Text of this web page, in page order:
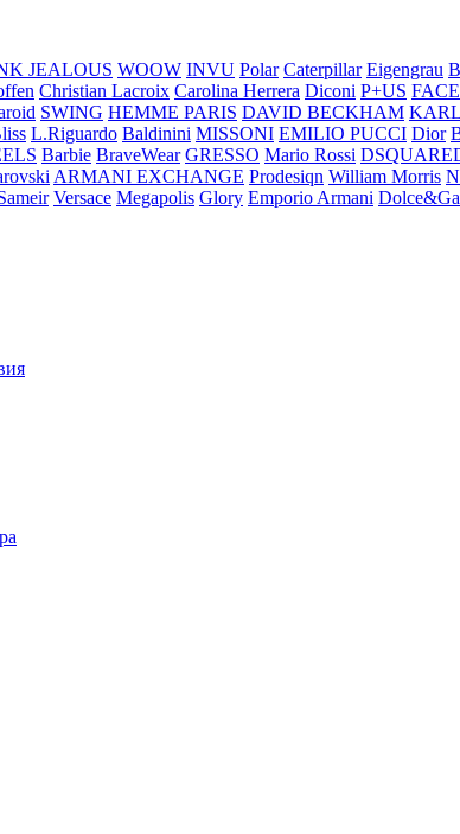
JEALOUS WOOW INVU Polar Caterpillar Eigengrau
Christian Lacroix Carolina Herrera Diconi P+US
SWING HEMME PARIS DAVID BECKHAM
L.Riguardo Baldinini MISSONI EMILIO PUCCI Dior
Barbie BraveWear GRESSO Mario Rossi
ARMANI EXCHANGE Prodesiqn William Morris
Versace Megapolis Glory Emporio Armani